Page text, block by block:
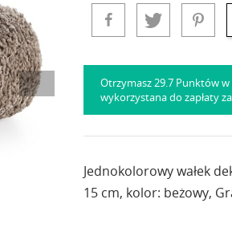
Otrzymasz 29.7 Punktów
wykorzystana do zapłaty
Jednokolorowy wałek
15 cm, kolor: beżowy,